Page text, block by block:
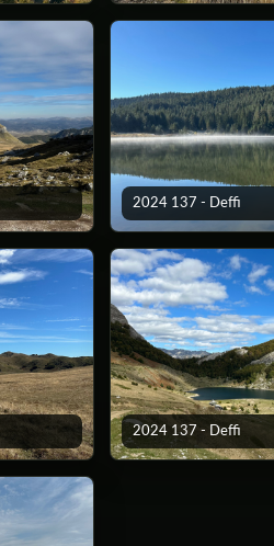
2024 137 - Deffi
2024 137 - Deffi